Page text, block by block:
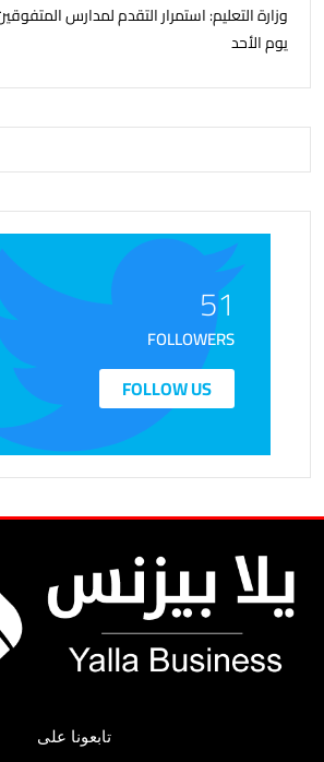
وزارة التعليم: استمرار التقدم لمدارس
يوم الأحد
51
FOLLOWERS
FOLLOW US
تابعونا على